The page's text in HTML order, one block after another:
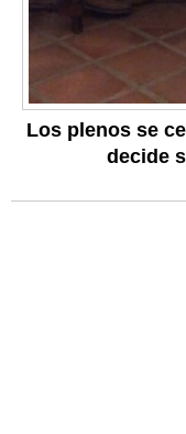
Los plenos se
decide